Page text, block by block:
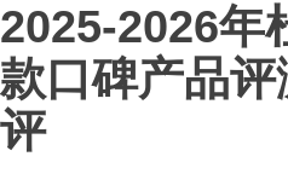
2025-2026年
款口碑产品
评